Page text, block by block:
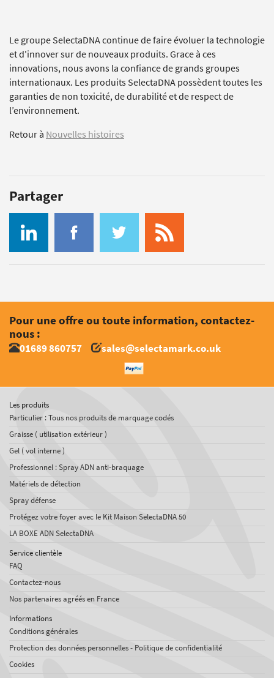
Le groupe SelectaDNA continue de faire évoluer la technologie
et d'innover sur de nouveaux produits. Grace à ces
innovations, nous avons la confiance de grands groupes
internationaux. Les produits SelectaDNA possèdent toutes les
garanties de non toxicité, de durabilité et de respect de
l’environnement.
Retour à Nouvelles histoires
Partager
Pour une offre ou toute information, contactez-
nous :
01689 860757 sales@selectamark.co.uk
Les produits
Particulier : Tous nos produits de marquage codés
Graisse ( utilisation extérieur )
Gel ( vol interne )
Professionnel : Spray ADN anti-braquage
Matériels de détection
Spray défense
Protégez votre foyer avec le Kit Maison SelectaDNA 50
LA BOXE ADN SelectaDNA
Service clientèle
FAQ
Contactez-nous
Nos partenaires agréés en France
Informations
Conditions générales
Protection des données personnelles - Politique de confidentialité
Cookies